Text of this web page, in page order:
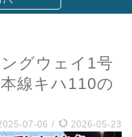
ングウェイ1号
線キハ110の
07-06 / 2026-05-23